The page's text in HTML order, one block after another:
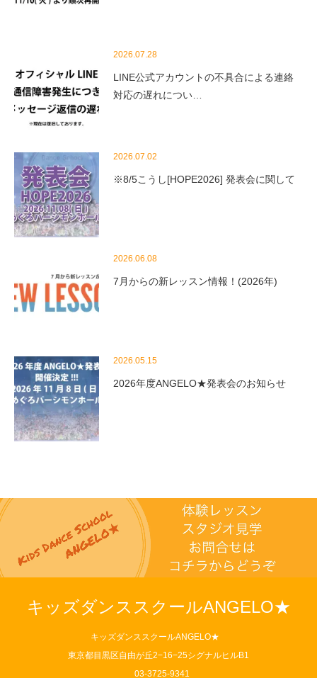
2026.07.28
LINE公式アカウントの不具合による連絡
対応の遅れについ…
2026.07.02
※8/5こうし[HOPE2026] 発表会に関して
2026.06.08
7月からの新レッスン情報！(2026年)
2026.05.15
2026年度ANGELO★発表会のお知らせ
キッズダンススクールANGELO★
キッズダンススクールANGELO★
東京都目黒区自由が丘2−16−25シグナルヒルB1
03-3725-9341